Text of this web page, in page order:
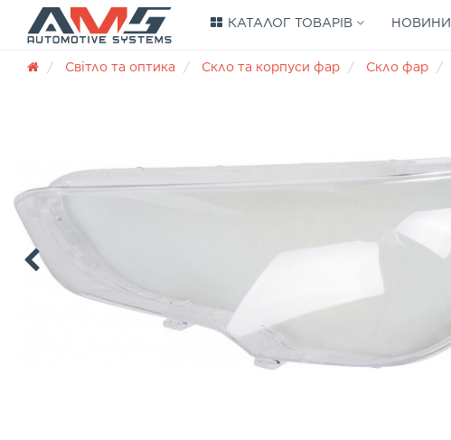
КАТАЛОГ ТОВАРІВ НОВИНИ
Світло та оптика Скло та корпуси фар Скло фар